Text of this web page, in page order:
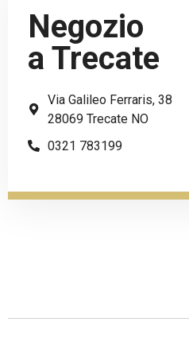
Negozio
a Trecate
Via Galileo Ferraris, 38
28069 Trecate NO
0321 783199